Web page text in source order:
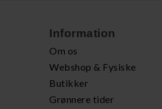
Information
Om os
Webshop & Fysiske
Butikker
Grønnere tider